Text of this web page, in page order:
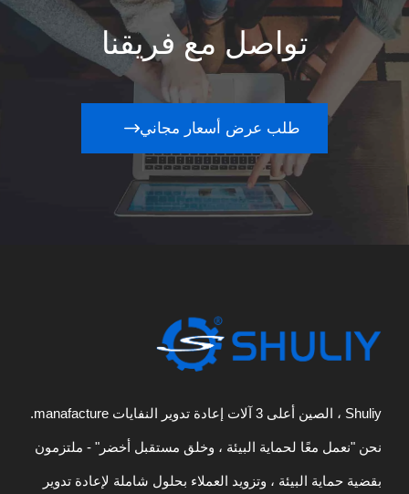
تواصل مع فريقنا
طلب عرض أسعار مجاني
Shuliy ، الصين أعلى 3 آلات إعادة تدوير النفايات manafacture.
نحن "نعمل معًا لحماية البيئة ، وخلق مستقبل أخضر" - ملتزمون
بقضية حماية البيئة ، وتزويد العملاء بحلول شاملة لإعادة تدوير